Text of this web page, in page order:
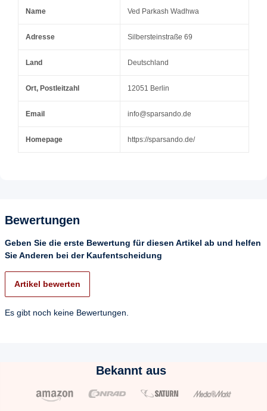
Name Ved Parkash Wadhwa
Adresse Silbersteinstraße 69
Land Deutschland
Ort, Postleitzahl 12051 Berlin
Email info@sparsando.de
Homepage https://sparsando.de/
Bewertungen
Geben Sie die erste Bewertung für diesen Artikel ab und helfen
Sie Anderen bei der Kaufentscheidung
Artikel bewerten
Es gibt noch keine Bewertungen.
Bekannt aus